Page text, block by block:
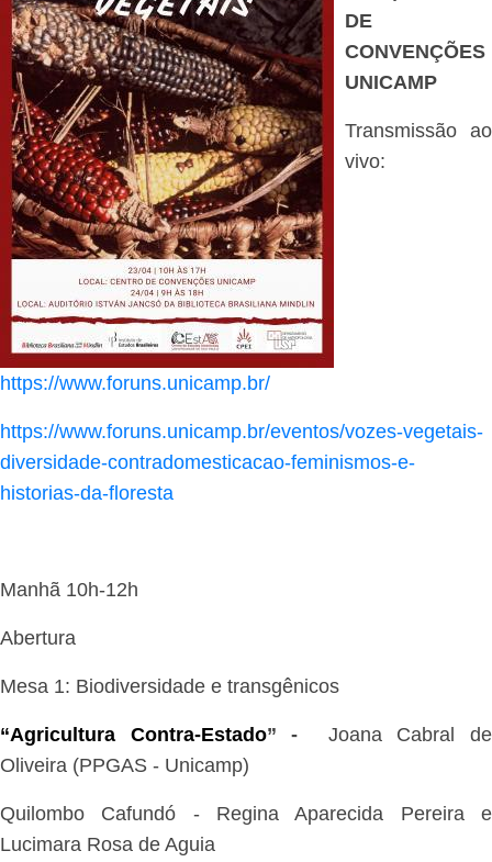
DE
CONVENÇÕES
UNICAMP
Transmissão ao
vivo:
https://www.foruns.unicamp.br/
https://www.foruns.unicamp.br/eventos/vozes-vegetais-
diversidade-contradomesticacao-feminismos-e-
historias-da-floresta
Manhã 10h-12h
Abertura
Mesa 1: Biodiversidade e transgênicos
“Agricultura Contra-Estado” - Joana Cabral de
Oliveira (PPGAS - Unicamp)
Quilombo Cafundó - Regina Aparecida Pereira e
Lucimara Rosa de Aguia